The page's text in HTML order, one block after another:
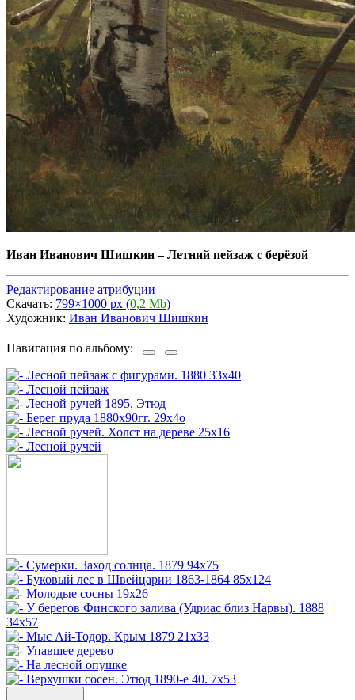
Иван Иванович Шишкин–Летний пейзаж с берёзой
Редактирование атрибуции
Скачать: 799×1000 px (0,2 Mb)
Художник: Иван Иванович Шишкин
Навигация по альбому: